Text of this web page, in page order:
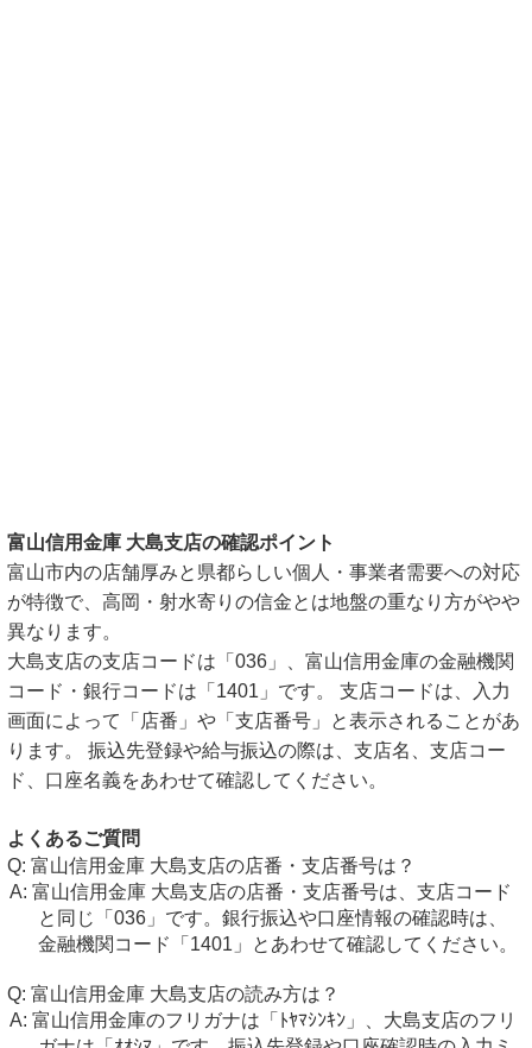
富山信用金庫 大島支店の確認ポイント
富山市内の店舗厚みと県都らしい個人・事業者需要への対応
が特徴で、高岡・射水寄りの信金とは地盤の重なり方がやや
異なります。
大島支店の支店コードは「036」、富山信用金庫の金融機関
コード・銀行コードは「1401」です。 支店コードは、入力
画面によって「店番」や「支店番号」と表示されることがあ
ります。 振込先登録や給与振込の際は、支店名、支店コー
ド、口座名義をあわせて確認してください。
よくあるご質問
富山信用金庫 大島支店の店番・支店番号は？
富山信用金庫 大島支店の店番・支店番号は、支店コード
と同じ「036」です。銀行振込や口座情報の確認時は、
金融機関コード「1401」とあわせて確認してください。
富山信用金庫 大島支店の読み方は？
富山信用金庫のフリガナは「ﾄﾔﾏｼﾝｷﾝ」、大島支店のフリ